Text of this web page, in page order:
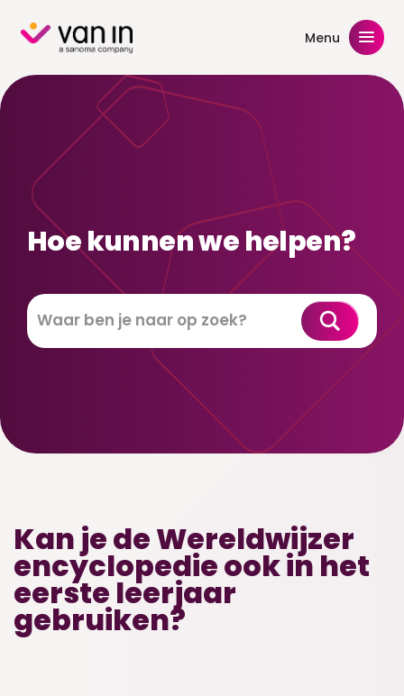
content Menu
Hoe kunnen we helpen?
Zoeken
Kan je de Wereldwijzer
encyclopedie ook in het
eerste leerjaar
gebruiken?